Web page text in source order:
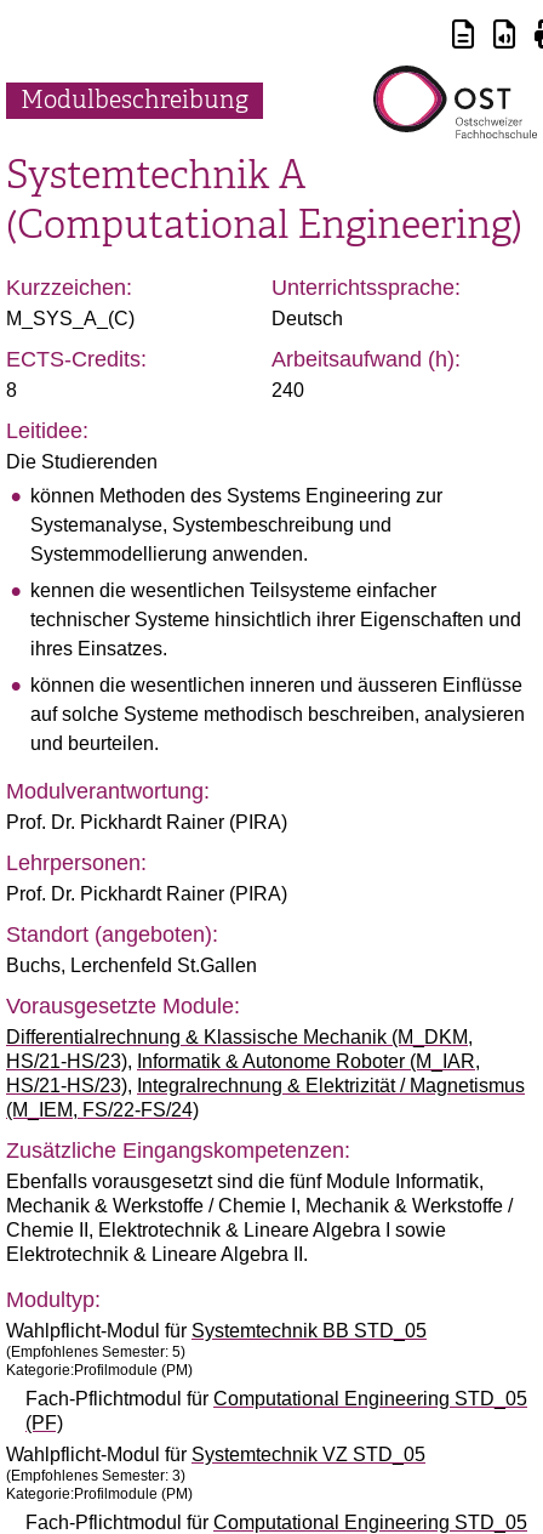
Modulbeschreibung
Systemtechnik A
(Computational Engineering)
Kurzzeichen:
M_SYS_A_(C)
Unterrichtssprache:
Deutsch
ECTS-Credits:
8
Arbeitsaufwand (h):
240
Leitidee:
Die Studierenden
können Methoden des Systems Engineering zur
Systemanalyse, Systembeschreibung und
Systemmodellierung anwenden.
kennen die wesentlichen Teilsysteme einfacher
technischer Systeme hinsichtlich ihrer Eigenschaften und
ihres Einsatzes.
können die wesentlichen inneren und äusseren Einflüsse
auf solche Systeme methodisch beschreiben, analysieren
und beurteilen.
Modulverantwortung:
Prof. Dr. Pickhardt Rainer (PIRA)
Lehrpersonen:
Prof. Dr. Pickhardt Rainer (PIRA)
Standort (angeboten):
Buchs, Lerchenfeld St.Gallen
Vorausgesetzte Module:
Differentialrechnung & Klassische Mechanik (M_DKM,
HS/21-HS/23), Informatik & Autonome Roboter (M_IAR,
HS/21-HS/23), Integralrechnung & Elektrizität / Magnetismus
(M_IEM, FS/22-FS/24)
Zusätzliche Eingangskompetenzen:
Ebenfalls vorausgesetzt sind die fünf Module Informatik,
Mechanik & Werkstoffe / Chemie I, Mechanik & Werkstoffe /
Chemie II, Elektrotechnik & Lineare Algebra I sowie
Elektrotechnik & Lineare Algebra II.
Modultyp:
Wahlpflicht-Modul für Systemtechnik BB STD_05
(Empfohlenes Semester: 5)
Kategorie:Profilmodule (PM)
Fach-Pflichtmodul für Computational Engineering STD_05
(PF)
Wahlpflicht-Modul für Systemtechnik VZ STD_05
(Empfohlenes Semester: 3)
Kategorie:Profilmodule (PM)
Fach-Pflichtmodul für Computational Engineering STD_05